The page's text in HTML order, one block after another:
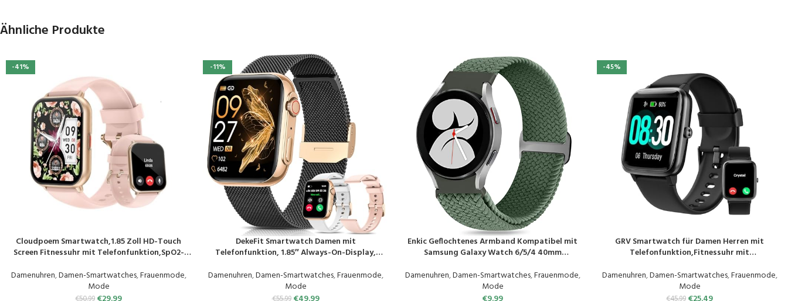
Ähnliche Produkte
-41%
PRODUKT KAUFEN
Cloudpoem Smartwatch,1.85 Zoll HD-Touch
Screen Fitnessuhr mit Telefonfunktion,SpO2-
Schrittzähler Uhr 100+ Trainingsmodi Sportuhr
für Damen Herren Android iOS Handy
Damenuhren,Damen-Smartwatches,Frauenmode,
Mode
-11%
PRODUKT KAUFEN
DekeFit Smartwatch Damen mit
Telefonfunktion, 1.85″ Always-On-Display,
Schlafmonitor/Herzfrequenz/SpO2, 120+
Sportuhr IP68 Wasserdicht für iOS Android
Schwarzes Gold
Damenuhren,Damen-Smartwatches,Frauenmode,
Mode
PRODUKT KAUFEN
Enkic Geflochtenes Armband Kompatibel mit
Samsung Galaxy Watch 6/5/4 40mm
Classic/Watch 4 Classic, Elastisch
Uhrenarmband Sport Loop Ersatzarmband für
Herren Damen
Damenuhren,Damen-Smartwatches,Frauenmode,
Mode
-45%
PRODUKT KAUFEN
GRV Smartwatch für Damen Herren mit
Telefonfunktion,Fitnessuhr mit
fmonitor,Multi Trainingsmodi für iOS Android
Handy
Damenuhren,Damen-Smartwatches,Frauenmode,
Mode